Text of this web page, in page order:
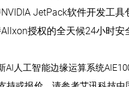
JetPack软件开发工具
授权的全天候24小时安
AI人工智能边缘运算系统